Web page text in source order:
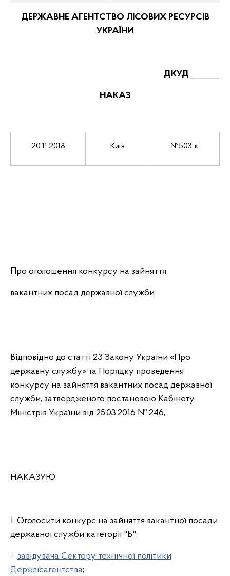
ДЕРЖАВНЕ АГЕНТСТВО ЛІСОВИХ РЕСУРСІВ
УКРАЇНИ
ДКУД
НАКАЗ
20.11.2018 Київ №503-к
Про оголошення конкурсу на зайняття
вакантних посад державної служби
Відповідно до статті 23 Закону України «Про
державну службу» та Порядку проведення
конкурсу на зайняття вакантних посад державної
служби, затвердженого постановою Кабінету
Міністрів України від 25.03.2016 № 246,
НАКАЗУЮ:
1. Оголосити конкурс на зайняття вакантної посади
державної служби категорії "Б":
- завідувача Сектору технічної політики
Держлісагентства;